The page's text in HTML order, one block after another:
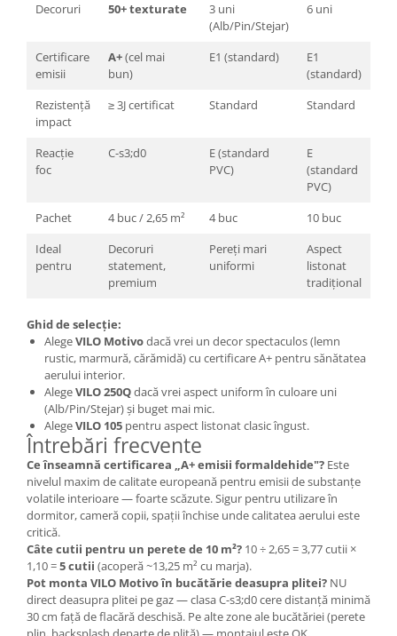
Decoruri
50+ texturate
3 uni
(Alb/Pin/Stejar)
6 uni
Certificare
emisii
A+(cel mai
bun)
E1 (standard)
E1
(standard)
Rezistență
impact
≥ 3J certificat Standard Standard
Reacție
foc
C-s3;d0
E (standard
PVC)
E
(standard
PVC)
Pachet
4 buc / 2,65 m² 4 buc
10 buc
Ideal
pentru
Decoruri
statement,
premium
Pereți mari
uniformi
Aspect
listonat
tradițional
Ghid de selecție:
AlegeVILO Motivodacă vrei un decor spectaculos (lemn
rustic, marmură, cărămidă) cu certificare A+ pentru sănătatea
aerului interior.
AlegeVILO 250Qdacă vrei aspect uniform în culoare uni
(Alb/Pin/Stejar) și buget mai mic.
AlegeVILO 105 pentru aspect listonat clasic îngust.
Întrebări frecvente
Ce înseamnă certificarea „A+ emisii formaldehide"? Este
nivelul maxim de calitate europeană pentru emisii de substanțe
volatile interioare — foarte scăzute. Sigur pentru utilizare în
dormitor, cameră copii, spații închise unde calitatea aerului este
critică.
Câte cutii pentru un perete de 10 m²? 10 ÷ 2,65 = 3,77 cutii ×
1,10 =5 cutii (acoperă ~13,25 m² cu marja).
Pot monta VILO Motivo în bucătărie deasupra plitei? NU
direct deasupra plitei pe gaz — clasa C-s3;d0 cere distanță minimă
30 cm față de flacără deschisă. Pe alte zone ale bucătăriei (perete